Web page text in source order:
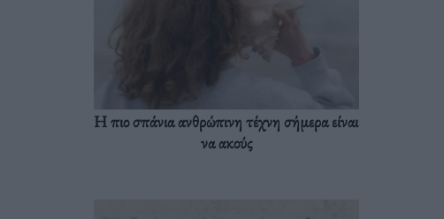
Η πιο σπάνια ανθρώπινη τέχνη σήμερα είναι
να ακούς